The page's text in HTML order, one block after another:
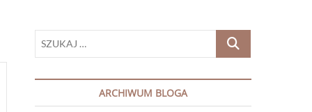
SZUKAJ
ARCHIWUM BLOGA